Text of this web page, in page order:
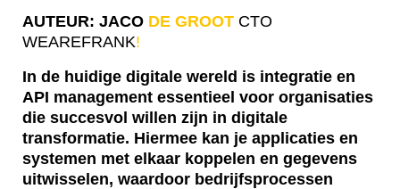
AUTEUR: JACO DE GROOT CTO
WEAREFRANK!
In de huidige digitale wereld is integratie en
API management essentieel voor organisaties
die succesvol willen zijn in digitale
transformatie. Hiermee kan je applicaties en
systemen met elkaar koppelen en gegevens
uitwisselen, waardoor bedrijfsprocessen